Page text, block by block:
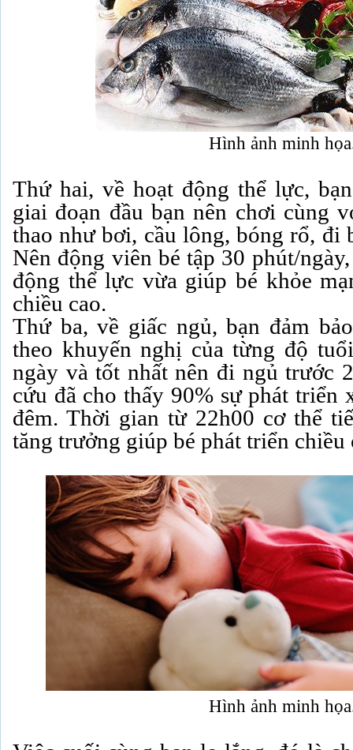
Hình ảnh minh
Thứ hai, về hoạt động thể lực,
giai đoạn đầu bạn nên chơi cùng
thao như bơi, cầu lông, bóng rổ, đi
Nên động viên bé tập 30 phút/
động thể lực vừa giúp bé khỏe
chiều cao.
Thứ ba, về giấc ngủ, bạn đảm
theo khuyến nghị của từng độ
ngày và tốt nhất nên đi ngủ trước
cứu đã cho thấy 90% sự phát triển
đêm. Thời gian từ 22h00 cơ thể
tăng trưởng giúp bé phát triển chiều
Hình ảnh minh